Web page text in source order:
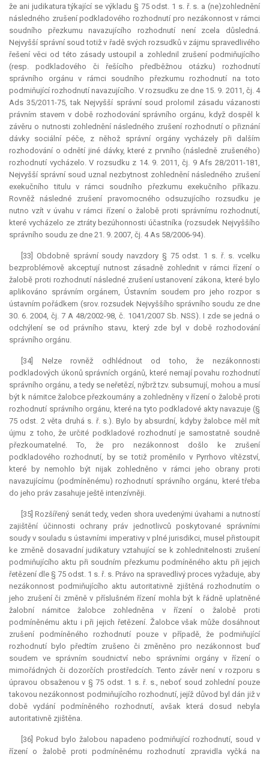
že ani judikatura týkající se výkladu § 75 odst. 1 s. ř. s. a (ne)zohlednění
následného zrušení podkladového rozhodnutí pro nezákonnost v rámci
soudního přezkumu navazujícího rozhodnutí není zcela důsledná.
Nejvyšší správní soud totiž v řadě svých rozsudků v zájmu spravedlivého
řešení věci od této zásady ustoupil a zohlednil zrušení podmiňujícího
(resp. podkladového či řešícího předběžnou otázku) rozhodnutí
správního orgánu v rámci soudního přezkumu rozhodnutí na toto
podmiňující rozhodnutí navazujícího. V rozsudku ze dne 15. 9. 2011, čj. 4
Ads 35/2011-75, tak Nejvyšší správní soud prolomil zásadu vázanosti
právním stavem v době rozhodování správního orgánu, když dospěl k
závěru o nutnosti zohlednění následného zrušení rozhodnutí o přiznání
dávky sociální péče, z něhož správní orgány vycházely při dalším
rozhodování o odnětí jiné dávky, které z prvního (následně zrušeného)
rozhodnutí vycházelo. V rozsudku z 14. 9. 2011, čj. 9 Afs 28/2011-181,
Nejvyšší správní soud uznal nezbytnost zohlednění následného zrušení
exekučního titulu v rámci soudního přezkumu exekučního příkazu.
Rovněž následné zrušení pravomocného odsuzujícího rozsudku je
nutno vzít v úvahu v rámci řízení o žalobě proti správnímu rozhodnutí,
které vycházelo ze ztráty bezúhonnosti účastníka (rozsudek Nejvyššího
správního soudu ze dne 21. 9. 2007, čj. 4 As 58/2006-94).
[33] Obdobně správní soudy navzdory § 75 odst. 1 s. ř. s. vcelku
bezproblémově akceptují nutnost zásadně zohlednit v rámci řízení o
žalobě proti rozhodnutí následné zrušení ustanovení zákona, které bylo
aplikováno správním orgánem, Ústavním soudem pro jeho rozpor s
ústavním pořádkem (srov. rozsudek Nejvyššího správního soudu ze dne
30. 6. 2004, čj. 7 A 48/2002-98, č. 1041/2007 Sb. NSS). I zde se jedná o
odchýlení se od právního stavu, který zde byl v době rozhodování
správního orgánu.
[34] Nelze rovněž odhlédnout od toho, že nezákonnosti
podkladových úkonů správních orgánů, které nemají povahu rozhodnutí
správního orgánu, a tedy se neřetězí, nýbrž tzv. subsumují, mohou a musí
být k námitce žalobce přezkoumány a zohledněny v řízení o žalobě proti
rozhodnutí správního orgánu, které na tyto podkladové akty navazuje (§
75 odst. 2 věta druhá s. ř. s.). Bylo by absurdní, kdyby žalobce měl mít
újmu z toho, že určité podkladové rozhodnutí je samostatně soudně
přezkoumatelné. To, že pro nezákonnost došlo ke zrušení
podkladového rozhodnutí, by se totiž proměnilo v Pyrrhovo vítězství,
které by nemohlo být nijak zohledněno v rámci jeho obrany proti
navazujícímu (podmíněnému) rozhodnutí správního orgánu, které třeba
do jeho práv zasahuje ještě intenzívněji.
[35] Rozšířený senát tedy, veden shora uvedenými úvahami a nutností
zajištění účinnosti ochrany práv jednotlivců poskytované správními
soudy v souladu s ústavními imperativy v plné jurisdikci, musel přistoupit
ke změně dosavadní judikatury vztahující se k zohlednitelnosti zrušení
podmiňujícího aktu při soudním přezkumu podmíněného aktu při jejich
řetězení dle § 75 odst. 1 s. ř. s. Právo na spravedlivý proces vyžaduje, aby
nezákonnost podmiňujícího aktu autoritativně zjištěná rozhodnutím o
jeho zrušení či změně v příslušném řízení mohla být k řádně uplatněné
žalobní námitce žalobce zohledněna v řízení o žalobě proti
podmíněnému aktu i při jejich řetězení. Žalobce však může dosáhnout
zrušení podmíněného rozhodnutí pouze v případě, že podmiňující
rozhodnutí bylo předtím zrušeno či změněno pro nezákonnost buď
soudem ve správním soudnictví nebo správními orgány v řízení o
mimořádných či dozorčích prostředcích. Tento závěr není v rozporu s
úpravou obsaženou v § 75 odst. 1 s. ř. s., neboť soud zohlední pouze
takovou nezákonnost podmiňujícího rozhodnutí, jejíž důvod byl dán již v
době vydání podmíněného rozhodnutí, avšak která dosud nebyla
autoritativně zjištěna.
[36] Pokud bylo žalobou napadeno podmiňující rozhodnutí, soud v
řízení o žalobě proti podmíněnému rozhodnutí zpravidla vyčká na